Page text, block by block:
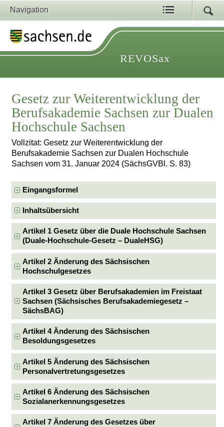
Navigation
REVOSax
Gesetz zur Weiterentwicklung der
Berufsakademie Sachsen zur Dualen
Hochschule Sachsen
Vollzitat: Gesetz zur Weiterentwicklung der
Berufsakademie Sachsen zur Dualen Hochschule
Sachsen vom 31. Januar 2024 (SächsGVBl. S. 83)
Eingangsformel
Inhaltsübersicht
Artikel 1 Gesetz über die Duale Hochschule Sachsen
(Duale-Hochschule-Gesetz – DualeHSG)
Artikel 2 Änderung des Sächsischen
Hochschulgesetzes
Artikel 3 Gesetz über Berufsakademien im Freistaat
Sachsen (Sächsisches Berufsakademiegesetz –
SächsBAG)
Artikel 4 Änderung des Sächsischen
Besoldungsgesetzes
Artikel 5 Änderung des Sächsischen
Personalvertretungsgesetzes
Artikel 6 Änderung des Sächsischen
Sozialanerkennungsgesetzes
Artikel 7 Änderung des Gesetzes über